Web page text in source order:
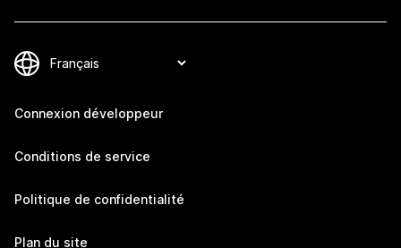
Connexion développeur
Conditions de service
Politique de confidentialité
Plan du site